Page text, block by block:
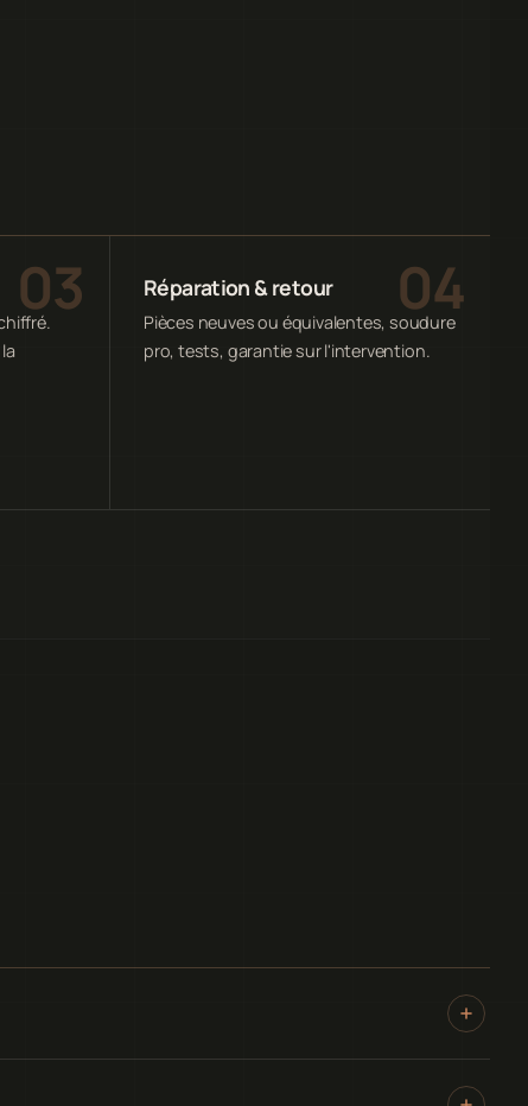
Réparation & retour
Pièces neuves ou équivalentes, soudure
pro, tests, garantie sur l'intervention.